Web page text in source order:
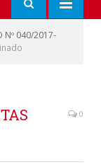
Nº 040/2017-
0